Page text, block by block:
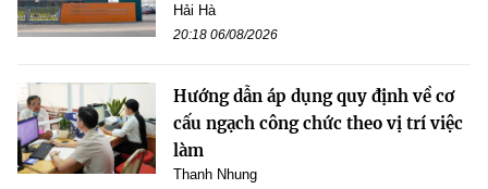
Hải Hà
20:18 06/08/2026
Hướng dẫn áp dụng quy định về cơ
cấu ngạch công chức theo vị trí việc
làm
Thanh Nhung